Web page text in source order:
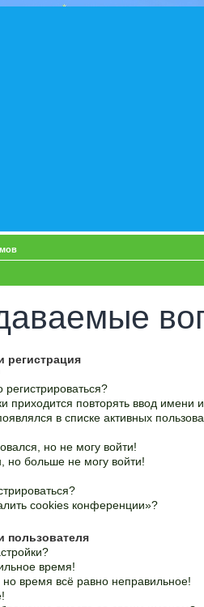
регистрация
приходится повторять ввод имени
в списке активных
но не могу войти!
но больше не могу войти!
cookies конференции»?
пользователя
время!
время всё равно неправильное!